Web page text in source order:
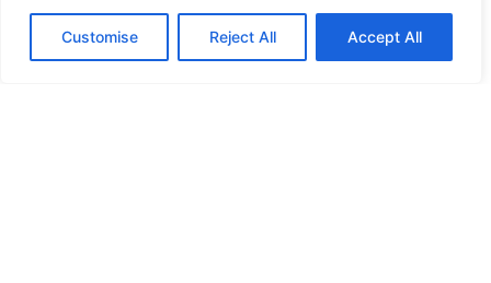
Customise Reject All Accept All
Datenschutzerläuterung